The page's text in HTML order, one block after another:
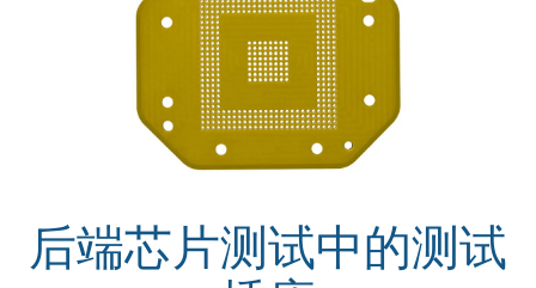
后端芯片测试中的测试